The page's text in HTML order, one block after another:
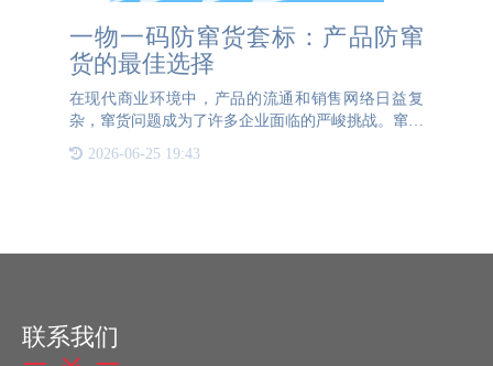
一物一码防窜货套标：产品防窜
货的最佳选择
在现代商业环境中，产品的流通和销售网络日益复
杂，窜货问题成为了许多企业面临的严峻挑战。窜货
不仅扰乱了市场价格秩序，还损害了品牌形象，降低
了消费者的信任度。为了有效防止窜货现象的发生，
2026-06-25 19:43
联系我们